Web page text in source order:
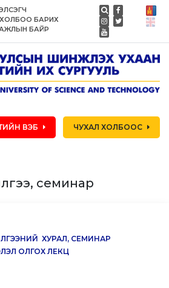
ХОЛБОО БАРИХ
БАЙР
ВЭБ ЧУХАЛ ХОЛБООС
семинар
ХУРАЛ, СЕМИНАР
ОЛГОХ ЛЕКЦ